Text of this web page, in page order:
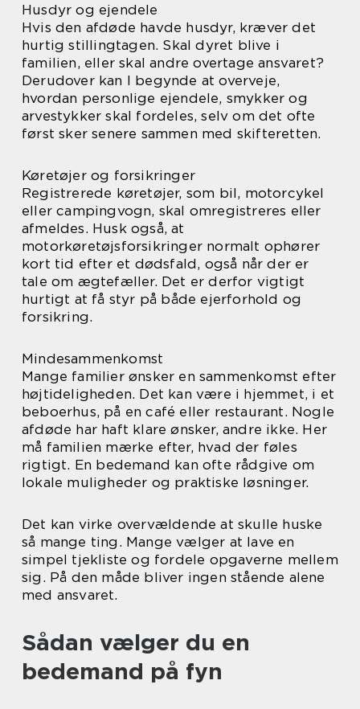
Husdyr og ejendele
Hvis den afdøde havde husdyr, kræver det
hurtig stillingtagen. Skal dyret blive i
familien, eller skal andre overtage ansvaret?
Derudover kan I begynde at overveje,
hvordan personlige ejendele, smykker og
arvestykker skal fordeles, selv om det ofte
først sker senere sammen med skifteretten.
Køretøjer og forsikringer
Registrerede køretøjer, som bil, motorcykel
eller campingvogn, skal omregistreres eller
afmeldes. Husk også, at
motorkøretøjsforsikringer normalt ophører
kort tid efter et dødsfald, også når der er
tale om ægtefæller. Det er derfor vigtigt
hurtigt at få styr på både ejerforhold og
forsikring.
Mindesammenkomst
Mange familier ønsker en sammenkomst efter
højtideligheden. Det kan være i hjemmet, i et
beboerhus, på en café eller restaurant. Nogle
afdøde har haft klare ønsker, andre ikke. Her
må familien mærke efter, hvad der føles
rigtigt. En bedemand kan ofte rådgive om
lokale muligheder og praktiske løsninger.
Det kan virke overvældende at skulle huske
så mange ting. Mange vælger at lave en
simpel tjekliste og fordele opgaverne mellem
sig. På den måde bliver ingen stående alene
med ansvaret.
Sådan vælger du en
bedemand på fyn